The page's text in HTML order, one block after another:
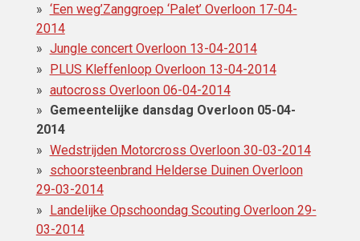
‘Een weg’Zanggroep ‘Palet’ Overloon 17-04-
2014
Jungle concert Overloon 13-04-2014
PLUS Kleffenloop Overloon 13-04-2014
autocross Overloon 06-04-2014
Gemeentelijke dansdag Overloon 05-04-
2014
Wedstrijden Motorcross‎ Overloon 30-03-2014
schoorsteenbrand Helderse Duinen Overloon
29-03-2014
Landelijke Opschoondag Scouting Overloon 29-
03-2014